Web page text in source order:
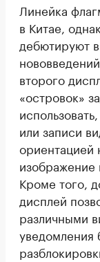
Линейка
в Китае,
дебютируют
второго
«островок»
или записи
ориентацией
изображение
Кроме того,
дисплей
различными
уведомления